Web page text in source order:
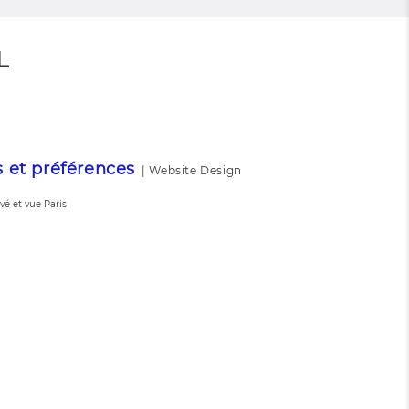
et préférences |Website Design
et vue Paris